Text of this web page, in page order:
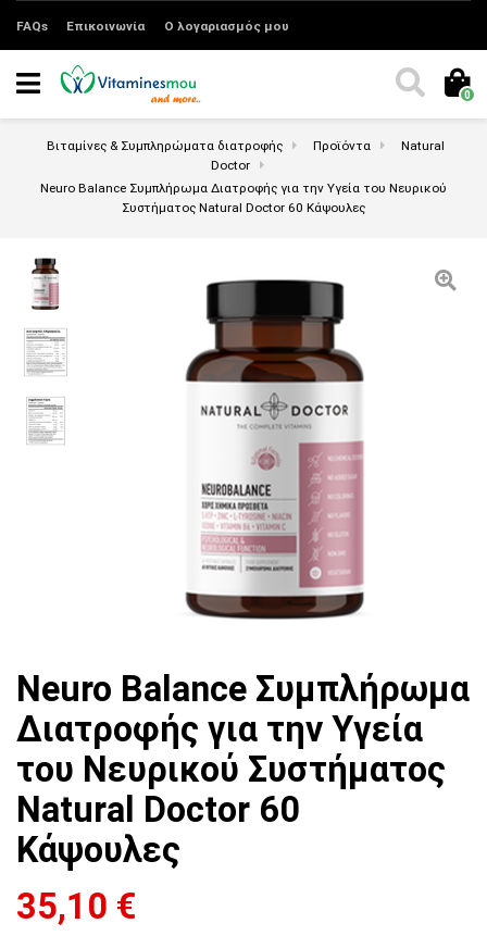
FAQs Επικοινωνία Ο λογαριασμός μου
0
Βιταμίνες & Συμπληρώματα διατροφής Προϊόντα
Natural
Doctor
Neuro Balance Συμπλήρωμα Διατροφής για την Υγεία του Νευρικού
Συστήματος Natural Doctor 60 Κάψουλες
Neuro Balance Συμπλήρωμα
Διατροφής για την Υγεία
του Νευρικού Συστήματος
Natural Doctor 60
Κάψουλες
35,10 €